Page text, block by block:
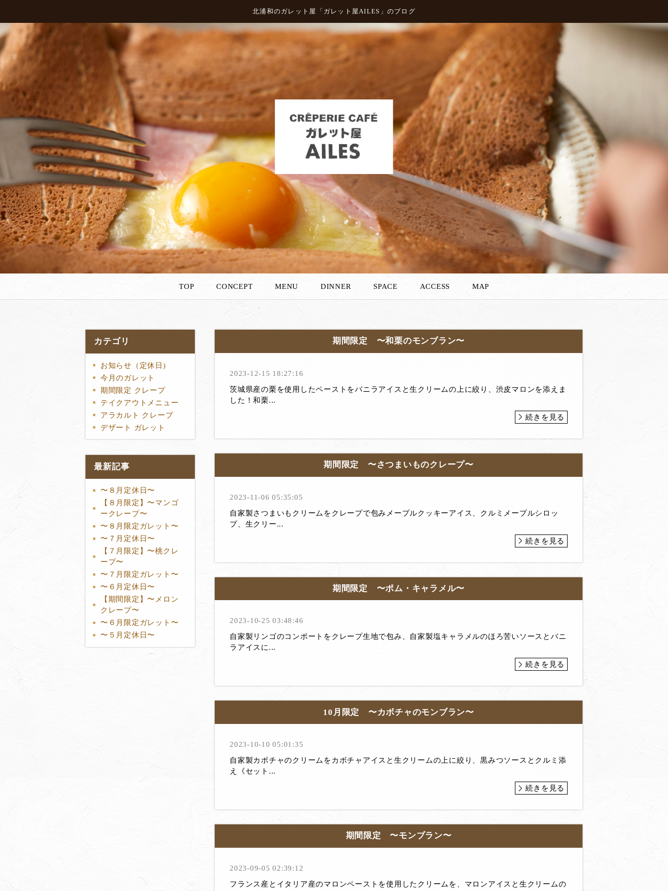
北浦和のガレット屋「ガレット屋AILES」のブログ
TOP CONCEPT MENU DINNER SPACE ACCESS MAP
カテゴリ
お知らせ（定休日)
今月のガレット
期間限定 クレープ
テイクアウトメニュー
アラカルト クレープ
デザート ガレット
最新記事
〜８月定休日〜
【８月限定】〜マンゴ
ークレープ〜
〜８月限定ガレット〜
〜７月定休日〜
【７月限定】〜桃クレ
ープ〜
〜７月限定ガレット〜
〜６月定休日〜
【期間限定】〜メロン
クレープ〜
〜６月限定ガレット〜
〜５月定休日〜
期間限定 〜和栗のモンブラン〜
2023-12-15 18:27:16
茨城県産の栗を使用したペーストをバニラアイスと生クリームの上に絞り、渋皮マロンを添えま
した！和栗...
続きを見る
期間限定 〜さつまいものクレープ〜
2023-11-06 05:35:05
自家製さつまいもクリームをクレープで包みメープルクッキーアイス、クルミメープルシロッ
プ、生クリー...
続きを見る
期間限定 〜ポム・キャラメル〜
2023-10-25 03:48:46
自家製リンゴのコンポートをクレープ生地で包み、自家製塩キャラメルのほろ苦いソースとバニ
ラアイスに...
続きを見る
10月限定 〜カボチャのモンブラン〜
2023-10-10 05:01:35
自家製カボチャのクリームをカボチャアイスと生クリームの上に絞り、黒みつソースとクルミ添
え《セット...
続きを見る
期間限定 〜モンブラン〜
2023-09-05 02:39:12
フランス産とイタリア産のマロンペーストを使用したクリームを、マロンアイスと生クリームの